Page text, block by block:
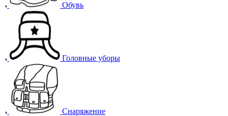
Обувь
Головные уборы
Снаряжение